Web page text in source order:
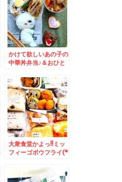
んで♪
かけて欲しいあの子の
中華丼弁当♪＆おひと
(ΦωΦ)ﾌﾌﾌ…
大衆食堂かよっ!!ミッ
フィーゴボウフライ(*
グ♪＆士幌町生産者還
元用ポテトチップス」